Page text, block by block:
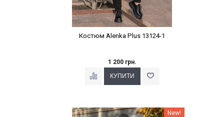
Костюм Alenka Plus 13124-1
1 200 грн.
Наклейки Варіант з % New!